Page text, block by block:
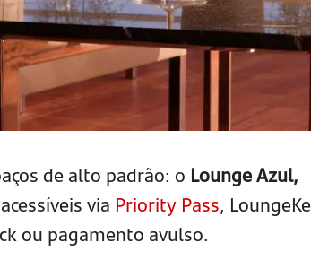
de alto padrão: o Lounge Azul,
via Priority Pass,
ou pagamento avulso.